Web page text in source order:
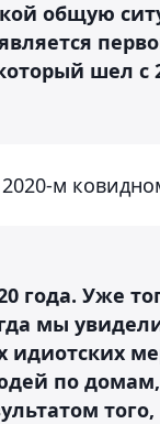
общую
шел с
м
года. Уже
мы
идиотских
по